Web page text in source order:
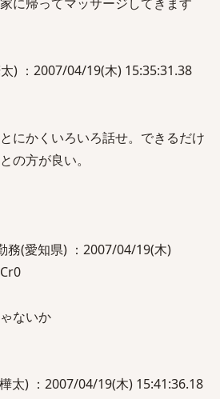
) ：2007/04/19(木) 15:35:31.38
にかくいろいろ話せ。できるだけ
の方が良い。
務(愛知県) ：2007/04/19(木)
ないか
太) ：2007/04/19(木) 15:41:36.18